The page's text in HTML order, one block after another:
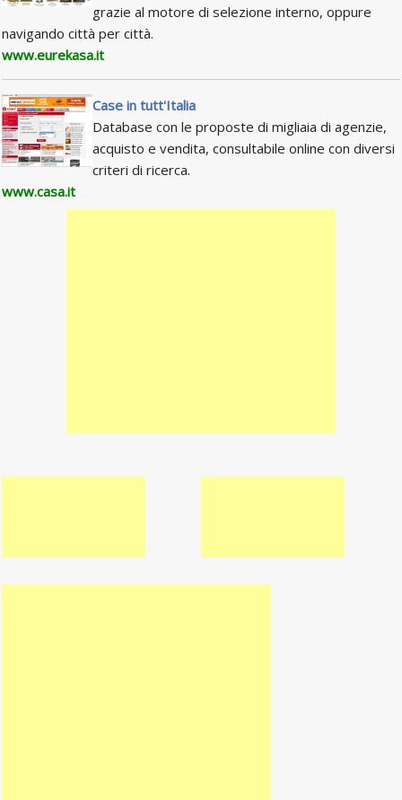
grazie al motore di selezione interno, oppure
navigando città per città.
www.eurekasa.it
Case in tutt'Italia
Database con le proposte di migliaia di agenzie,
acquisto e vendita, consultabile online con diversi
criteri di ricerca.
www.casa.it